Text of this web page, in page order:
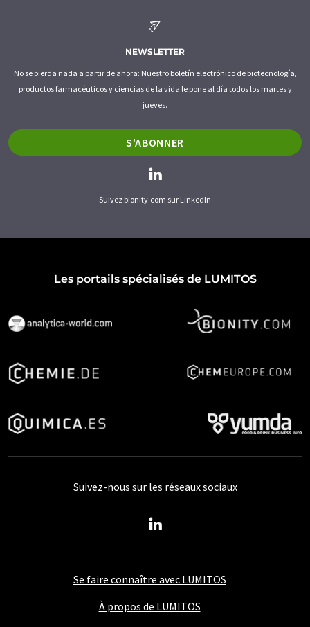
NEWSLETTER
No se pierda nada a partir de ahora: Nuestro boletín electrónico de biotecnología,
productos farmacéuticos y ciencias de la vida le pone al día todos los martes y
jueves.
S'ABONNER
Suivez bionity.com sur LinkedIn
Les portails spécialisés de LUMITOS
Se faire connaître avec LUMITOS
À propos de LUMITOS
Suivez-nous sur les réseaux sociaux